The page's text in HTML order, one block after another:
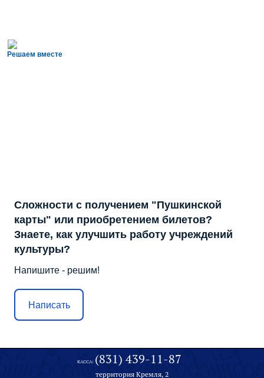
Решаем вместе
Сложности с получением "Пушкинской
карты" или приобретением билетов?
Знаете, как улучшить работу учреждений
культуры?
Напишите - решим!
Написать
КАССА: (831) 439-11-87
территория Кремля, 2